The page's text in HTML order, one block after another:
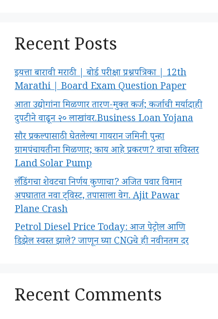
Recent Posts
इयत्ता बारावी मराठी | बोर्ड परीक्षा प्रश्नपत्रिका | 12th
Marathi | Board Exam Question Paper
आता उद्योगांना मिळणार तारण-मुक्त कर्ज; कर्जाची मर्यादाही
दुपटीने वाढून २० लाखांवर.Business Loan Yojana
सौर प्रकल्पासाठी घेतलेल्या गायरान जमिनी पुन्हा
ग्रामपंचायतीना मिळणार; काय आहे प्रकरण? वाचा सविस्तर
Land Solar Pump
लँडिंगचा शेवटचा निर्णय कुणाचा? अजित पवार विमान
अपघातात नवा ट्विस्ट, तपासाला वेग. Ajit Pawar
Plane Crash
Petrol Diesel Price Today: आज पेट्रोल आणि
डिझेल स्वस्त झाले? जाणून घ्या CNGचे ही नवीनतम दर
Recent Comments